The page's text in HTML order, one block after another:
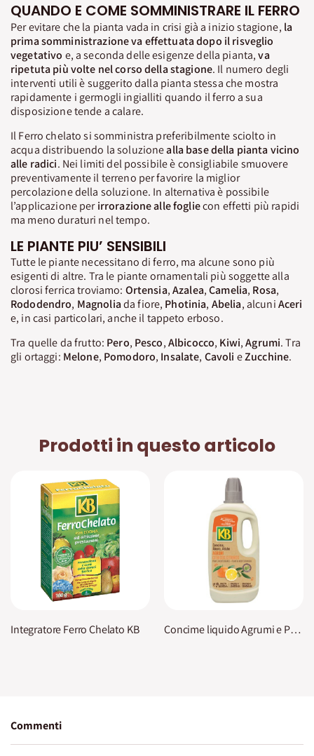
QUANDO E COME SOMMINISTRARE IL FERRO
Per evitare che la pianta vada in crisi già a inizio stagione, la
prima somministrazione va effettuata dopo il risveglio
vegetativo e, a seconda delle esigenze della pianta,va
ripetuta più volte nel corso della stagione. Il numero degli
interventi utili è suggerito dalla pianta stessa che mostra
rapidamente i germogli ingialliti quando il ferro a sua
disposizione tende a calare.
Il Ferro chelato si somministra preferibilmente sciolto in
acqua distribuendo la soluzionealla base della pianta vicino
alle radici. Nei limiti del possibile è consigliabile smuovere
preventivamente il terreno per favorire la miglior
percolazione della soluzione. In alternativa è possibile
l’applicazione perirrorazione alle fogliecon effetti più rapidi
ma meno duraturi nel tempo.
LE PIANTE PIU’ SENSIBILI
Tutte le piante necessitano di ferro, ma alcune sono più
esigenti di altre. Tra le piante ornamentali più soggette alla
clorosi ferrica troviamo: Ortensia,Azalea,Camelia, Rosa,
Rododendro, Magnoliada fiore, Photinia, Abelia, alcuniAceri
e, in casi particolari, anche il tappeto erboso.
Tra quelle da frutto: Pero, Pesco,Albicocco, Kiwi,Agrumi. Tra
gli ortaggi: Melone, Pomodoro, Insalate, Cavoli eZucchine.
Prodotti in questo articolo
Integratore Ferro Chelato KB Concime liquido Agrumi e Piante Mediterranee KB
Commenti